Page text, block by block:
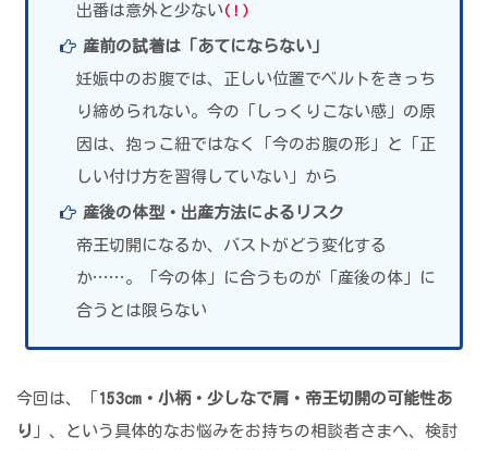
出番は意外と少ない(！)
産前の試着は「あてにならない」
妊娠中のお腹では、正しい位置でベルトをきっち
り締められない。今の「しっくりこない感」の原
因は、抱っこ紐ではなく「今のお腹の形」と「正
しい付け方を習得していない」から
産後の体型・出産方法によるリスク
帝王切開になるか、バストがどう変化する
か……。「今の体」に合うものが「産後の体」に
合うとは限らない
今回は、「 153cm・小柄・少しなで肩・帝王切開の可能性あ
り 」、という具体的なお悩みをお持ちの相談者さまへ、検討